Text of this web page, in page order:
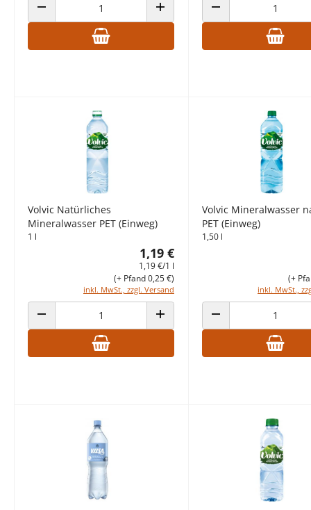
ANZAHL VERRINGERN ANZAHL ERHÖHENANZAHL VERRINGERN
Volvic Natürliches
Mineralwasser PET (Einweg)
1 l
1,19 €
1,19 €/1 l
inkl. MwSt., zzgl. Versand
(+ Pfand 0,25 €)
ANZAHL VERRINGERN ANZAHL ERHÖHEN
Volvic Mineralwasser
PET (Einweg)
1,50 l
inkl. MwSt.,
(+
ANZAHL VERRINGERN